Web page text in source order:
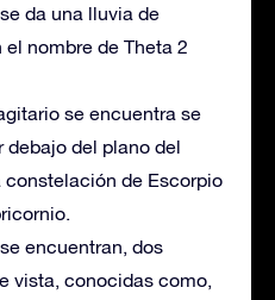
da una lluvia de
nombre de Theta 2
se encuentra se
debajo del plano del
constelación de Escorpio
encuentran, dos
vista, conocidas como,